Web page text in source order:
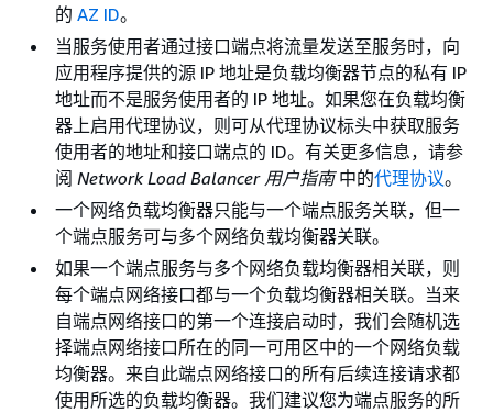
的 AZ ID。
当服务使用者通过接口端点将流量发送至服务时，向
应用程序提供的源 IP 地址是负载均衡器节点的私有 IP
地址而不是服务使用者的 IP 地址。如果您在负载均衡
器上启用代理协议，则可从代理协议标头中获取服务
使用者的地址和接口端点的 ID。有关更多信息，请参
阅 Network Load Balancer 用户指南中的代理协议。
一个网络负载均衡器只能与一个端点服务关联，但一
个端点服务可与多个网络负载均衡器关联。
如果一个端点服务与多个网络负载均衡器相关联，则
每个端点网络接口都与一个负载均衡器相关联。当来
自端点网络接口的第一个连接启动时，我们会随机选
择端点网络接口所在的同一可用区中的一个网络负载
均衡器。来自此端点网络接口的所有后续连接请求都
使用所选的负载均衡器。我们建议您为端点服务的所